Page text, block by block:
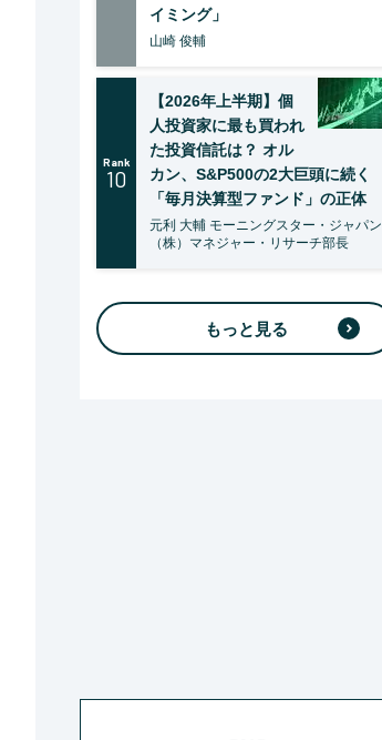
イミング」
山崎 俊輔
Rank
10
【2026年上半期】個
人投資家に最も買われ
た投資信託は？ オル
カン、S&P500の2大巨頭に続く
「毎月決算型ファンド」の正体
元利 大輔 モーニングスター・ジャパン
（株）マネジャー・リサーチ部長
もっと見る